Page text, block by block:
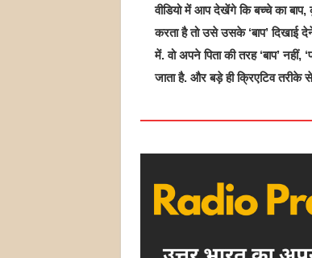
वीडियो में आप देखेंगे कि बच्चे का बाप,
करता है तो उसे उसके ‘बाप’ दिखाई
में. वो अपने पिता की तरह ‘बाप’
जाता है. और बड़े ही क्रिएटिव तरीके